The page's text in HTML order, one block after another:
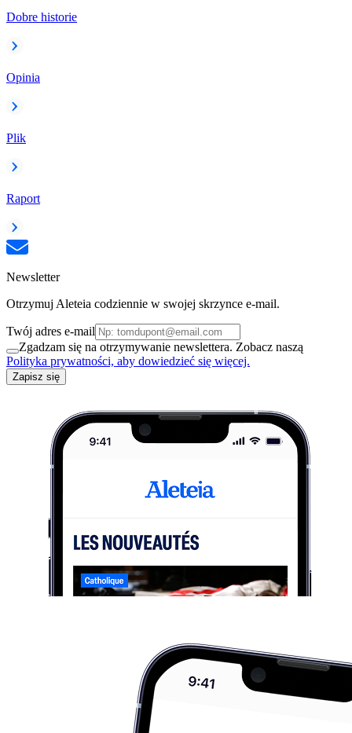
Dobre historie
Opinia
Plik
Raport
Newsletter
Otrzymuj Aleteia codziennie w swojej skrzynce e-mail.
Twój adres e-mail
Zgadzam się na otrzymywanie newslettera. Zobacz naszą
Polityka prywatności, aby dowiedzieć się więcej.
Zapisz się